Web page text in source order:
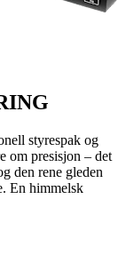
styrespak og
om presisjon – det
den rene gleden
En himmelsk